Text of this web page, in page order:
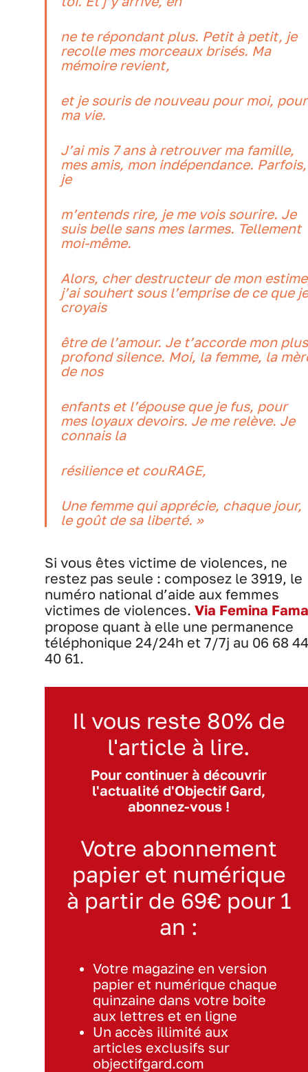
ne te répondant plus. Petit à petit, je
recolle mes morceaux brisés. Ma
mémoire revient,
et je souris de nouveau pour moi, pour
ma vie.
J’ai mis 7 ans à retrouver ma famille,
mes amis, mon indépendance. Parfois,
je
m’entends rire, je me vois sourire. Je
suis belle sans mes larmes. Tellement
moi-même.
Alors, cher destructeur de mon
j’ai souhert sous l’emprise de ce que je
croyais
être de l’amour. Je t’accorde mon plus
profond silence. Moi, la femme, la
de nos
enfants et l’épouse que je fus, pour
mes loyaux devoirs. Je me relève. Je
connais la
résilience et couRAGE,
Une femme qui apprécie, chaque jour,
le goût de sa liberté. »
Si vous êtes victime de violences, ne
restez pas seule : composez le 3919, le
numéro national d’aide aux femmes
victimes de violences. Via Femina Fama
propose quant à elle une permanence
téléphonique 24/24h et 7/7j au 06 68 44
40 61.
Il vous reste 80% de
l'article à lire.
Pour continuer à découvrir
l'actualité d'Objectif Gard,
abonnez-vous !
Votre abonnement
papier et numérique
à partir de 69€ pour 1
an :
Votre magazine en version
papier et numérique chaque
quinzaine dans votre boite
aux lettres et en ligne
Un accès illimité aux
articles exclusifs sur
objectifgard.com